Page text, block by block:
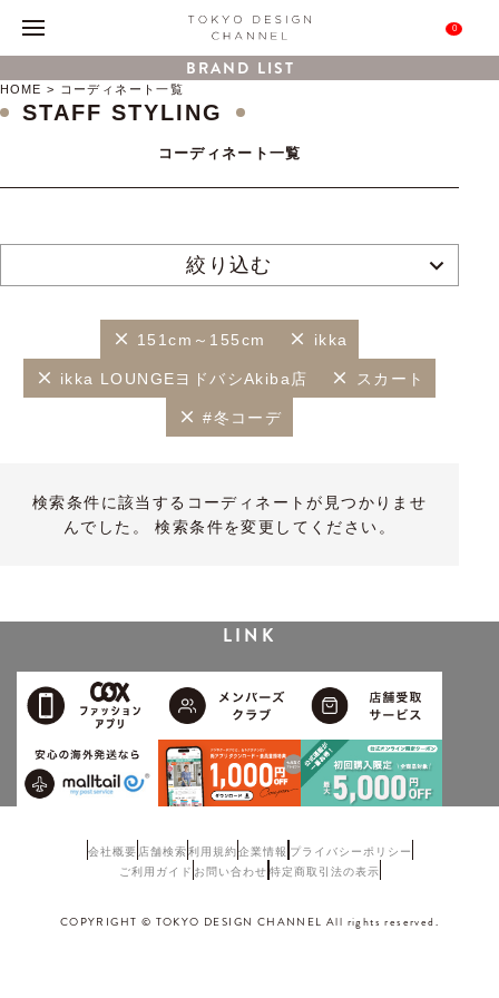
0
BRAND LIST
HOME コーディネート一覧
STAFF STYLING
コーディネート一覧
絞り込む
151cm～155cm ikka
ikka LOUNGEヨドバシAkiba店 スカート
#冬コーデ
検索条件に該当するコーディネートが見つかりませ
んでした。 検索条件を変更してください。
LINK
会社概要 店舗検索利用規約企業情報 プライバシーポリシー
ご利用ガイド お問い合わせ 特定商取引法の表示
COPYRIGHT © TOKYO DESIGN CHANNEL All rights reserved.